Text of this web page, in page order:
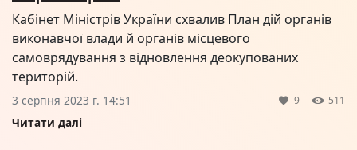
Кабінет Міністрів України схвалив План дій органів
виконавчої влади й органів місцевого
самоврядування з відновлення деокупованих
територій.
3 серпня 2023 г. 14:51 9 511
Читати далі